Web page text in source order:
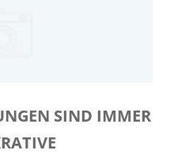
SIND IMMER